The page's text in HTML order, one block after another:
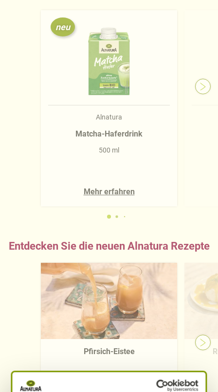
neu
Alnatura
Matcha-Haferdrink
500 ml
Mehr erfahren
Entdecken Sie die neuen Alnatura Rezepte
Pfirsich-Eistee